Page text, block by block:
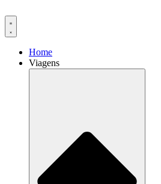
para
Home
Viagens